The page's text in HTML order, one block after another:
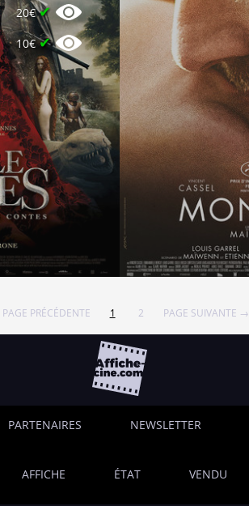
20€✔
10€✔
PRÉCÉDENTE 1 2 PAGE SUIVANTE →
PARTENAIRES NEWSLETTER
AFFICHE ÉTAT VENDU